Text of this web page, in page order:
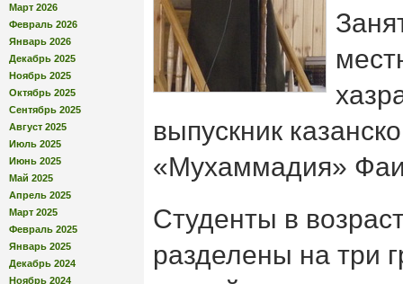
Март 2026
Февраль 2026
Январь 2026
Декабрь 2025
Ноябрь 2025
Октябрь 2025
Сентябрь 2025
Август 2025
Июль 2025
Июнь 2025
Май 2025
Апрель 2025
Март 2025
Февраль 2025
Январь 2025
Декабрь 2024
Ноябрь 2024
выпускник
«Мухаммадия»
Студенты в
разделены на три